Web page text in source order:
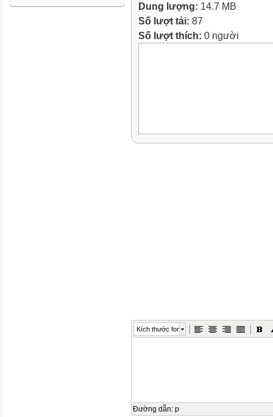
Dung lượng: 14.7 MB
Số lượt tải: 87
Số lượt thích: 0 người
Kích thước font
Đường dẫn: p